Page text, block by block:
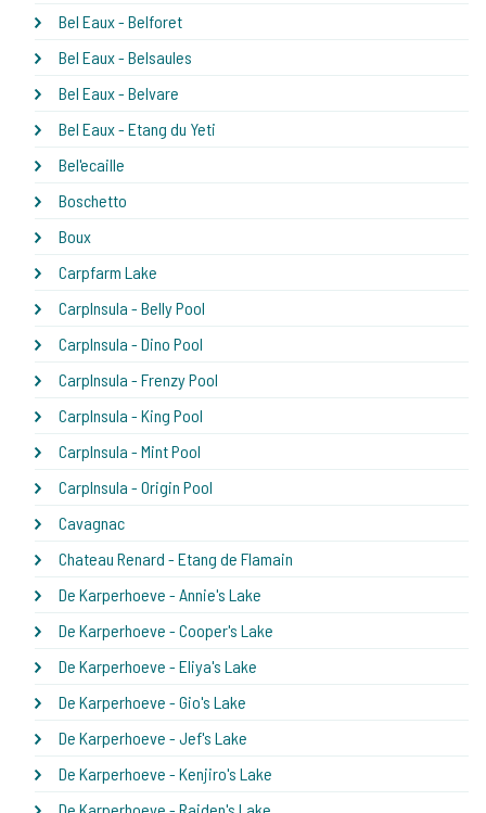
Bel Eaux - Belforet
Bel Eaux - Belsaules
Bel Eaux - Belvare
Bel Eaux - Etang du Yeti
Bel'ecaille
Boschetto
Boux
Carpfarm Lake
CarpInsula - Belly Pool
CarpInsula - Dino Pool
CarpInsula - Frenzy Pool
CarpInsula - King Pool
CarpInsula - Mint Pool
CarpInsula - Origin Pool
Cavagnac
Chateau Renard - Etang de Flamain
De Karperhoeve - Annie's Lake
De Karperhoeve - Cooper's Lake
De Karperhoeve - Eliya's Lake
De Karperhoeve - Gio's Lake
De Karperhoeve - Jef's Lake
De Karperhoeve - Kenjiro's Lake